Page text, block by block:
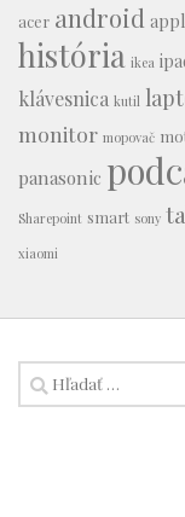
acer android
história ikea
klávesnica kutil
monitor mopovač
panasonic
Sharepoint smart sony
xiaomi
Hľadať: